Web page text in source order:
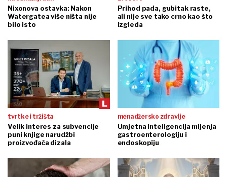
Nixonova ostavka: Nakon
Watergatea više ništa nije
bilo isto
Prihod pada, gubitak raste,
ali nije sve tako crno kao što
izgleda
tvrtke i tržišta
Velik interes za subvencije
puni knjige narudžbi
proizvođača dizala
menadžersko zdravlje
Umjetna inteligencija mijenja
gastroenterologiju i
endoskopiju